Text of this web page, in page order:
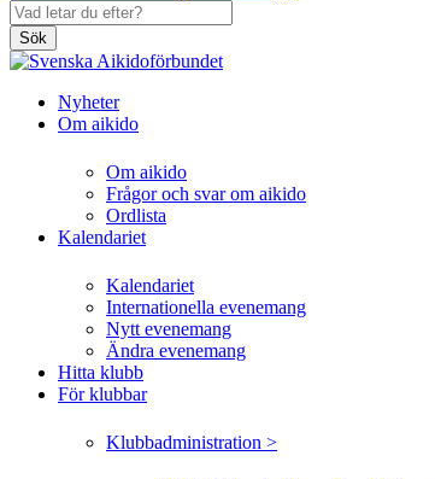
Sök
Nyheter
Om aikido
Om aikido
Frågor och svar om aikido
Ordlista
Kalendariet
Kalendariet
Internationella evenemang
Nytt evenemang
Ändra evenemang
Hitta klubb
För klubbar
Klubbadministration >